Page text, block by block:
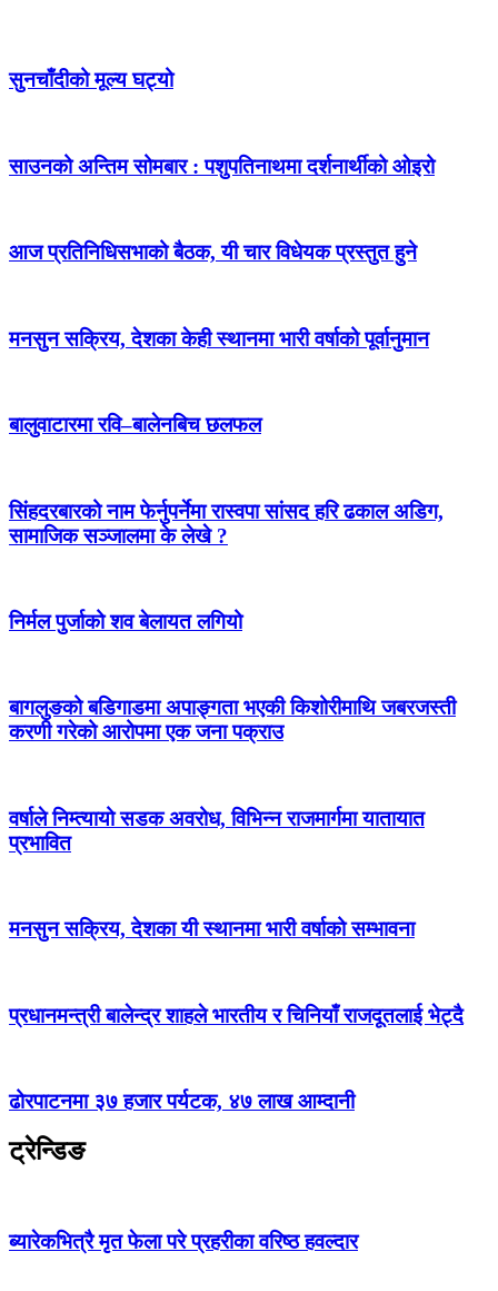
सुनचाँदीको मूल्य घट्यो
साउनको अन्तिम सोमबार : पशुपतिनाथमा दर्शनार्थीको ओइरो
आज प्रतिनिधिसभाको बैठक, यी चार विधेयक प्रस्तुत हुने
मनसुन सक्रिय, देशका केही स्थानमा भारी वर्षाको पूर्वानुमान
बालुवाटारमा रवि–बालेनबिच छलफल
सिंहदरबारको नाम फेर्नुपर्नेमा रास्वपा सांसद हरि ढकाल अडिग,
सामाजिक सञ्जालमा के लेखे ?
निर्मल पुर्जाको शव बेलायत लगियो
बागलुङको बडिगाडमा अपाङ्गता भएकी किशोरीमाथि जबरजस्ती
करणी गरेको आरोपमा एक जना पक्राउ
वर्षाले निम्त्यायो सडक अवरोध, विभिन्न राजमार्गमा यातायात
प्रभावित
मनसुन सक्रिय, देशका यी स्थानमा भारी वर्षाको सम्भावना
प्रधानमन्त्री बालेन्द्र शाहले भारतीय र चिनियाँ राजदूतलाई भेट्दै
ढोरपाटनमा ३७ हजार पर्यटक, ४७ लाख आम्दानी
ट्रेन्डिङ
ब्यारेकभित्रै मृत फेला परे प्रहरीका वरिष्ठ हवल्दार